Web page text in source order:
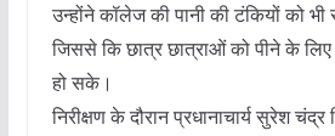
उन्होंने कॉलेज की पानी की टंकियों को
जिससे कि छात्र छात्राओं को पीने के
हो सके।
निरीक्षण के दौरान प्रधानाचार्य सुरेश चंद्र